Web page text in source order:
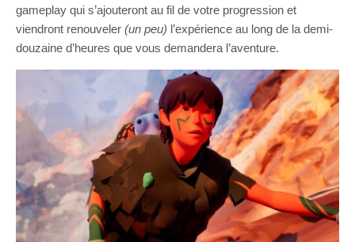
gameplay qui s’ajouteront au fil de votre progression et
viendront renouveler (un peu) l’expérience au long de la demi-
douzaine d’heures que vous demandera l’aventure.